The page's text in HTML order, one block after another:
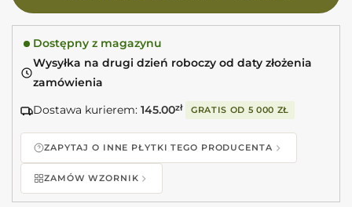
Dostępny z magazynu
Wysyłka na drugi dzień roboczy od daty złożenia
zamówienia
Dostawa kurierem: 145.00zł GRATIS OD 5 000 ZŁ
ZAPYTAJ O INNE PŁYTKI TEGO PRODUCENTA
ZAMÓW WZORNIK